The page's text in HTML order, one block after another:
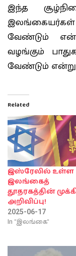
இந்த
வேண்டும்
வழங்கும்
வேண்டும்
Related
இஸ்ரேலில் உள்ள
இலங்கைத்
தூதரகத்தின்
அறிவிப்பு!
2025-06-17
In "இலங்கை"